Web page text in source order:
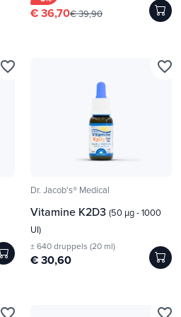
€ 36,70€ 39,90
favorite_border
Dr. Jacob's® Medical
Vitamine K2D3 (50 µg - 1000
UI)
± 640 druppels (20 ml)
€ 30,60
favorite_border
favorite_border favorite_border